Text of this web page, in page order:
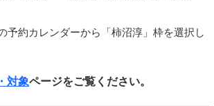
予約カレンダーから「柿沼淳」枠を選択し
対象ページをご覧ください。